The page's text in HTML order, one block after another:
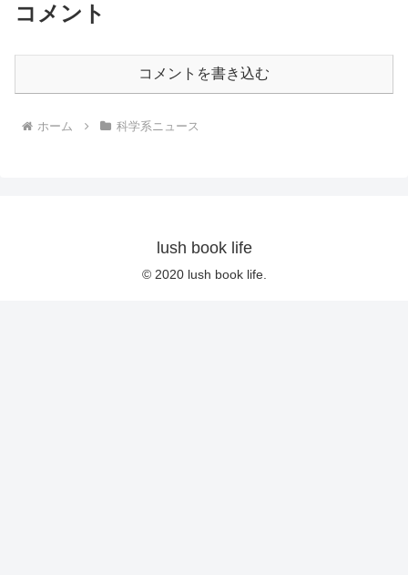
コメント
コメントを書き込む
ホーム 科学系ニュース
lush book life
© 2020 lush book life.